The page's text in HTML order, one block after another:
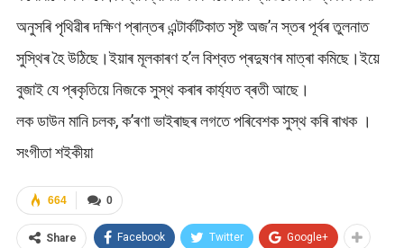
অনুসৰি পৃথিৱীৰ দক্ষিণ প্ৰান্তৰ এন্টাৰ্কটিকাত সৃষ্ট অজ’ন স্তৰ পূৰ্বৰ তুলনাত
সুস্থিৰ হৈ উঠিছে।ইয়াৰ মূলকাৰণ হ’ল বিশ্বত প্ৰদুষণৰ মাত্ৰা কমিছে।ইয়ে
বুজাই যে প্ৰকৃতিয়ে নিজকে সুস্থ কৰাৰ কাৰ্য্যত ব্ৰতী আছে।
লক ডাউন মানি চলক, ক’ৰণা ভাইৰাছৰ লগতে পৰিবেশক সুস্থ কৰি ৰাখক ।
সংগীতা শইকীয়া
0
664
Share Facebook Twitter Google+